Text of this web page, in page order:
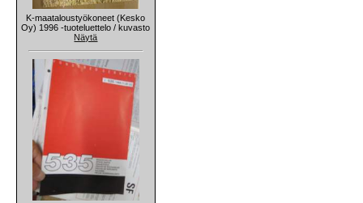
K-maataloustyökoneet (Kesko
Oy) 1996 -tuoteluettelo / kuvasto
Näytä